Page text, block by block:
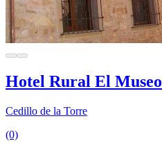
Hotel Rural El Museo
Cedillo de la Torre
(0)